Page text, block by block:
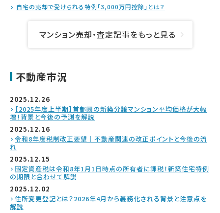
自宅の売却で受けられる特例「3,000万円控除」とは？
マンション売却・査定記事をもっと見る
不動産市況
2025.12.26
【2025年度上半期】首都圏の新築分譲マンション平均価格が大幅
増！背景と今後の予測を解説
2025.12.16
令和8年度税制改正要望｜不動産関連の改正ポイントと今後の流
れ
2025.12.15
固定資産税は令和8年1月1日時点の所有者に課税！新築住宅特例
の期限と合わせて解説
2025.12.02
住所変更登記とは？2026年4月から義務化される背景と注意点を
解説